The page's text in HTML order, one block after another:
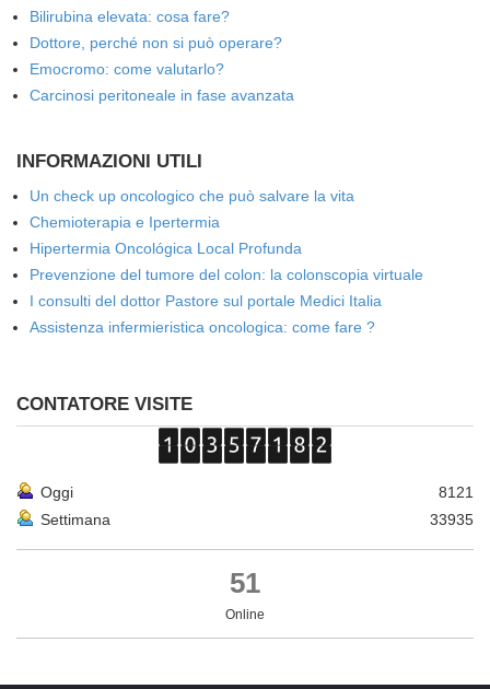
Bilirubina elevata: cosa fare?
Dottore, perché non si può operare?
Emocromo: come valutarlo?
Carcinosi peritoneale in fase avanzata
INFORMAZIONI UTILI
Un check up oncologico che può salvare la vita
Chemioterapia e Ipertermia
Hipertermia Oncológica Local Profunda
Prevenzione del tumore del colon: la colonscopia virtuale
I consulti del dottor Pastore sul portale Medici Italia
Assistenza infermieristica oncologica: come fare ?
CONTATORE VISITE
Oggi
8121
Settimana
33935
51
Online